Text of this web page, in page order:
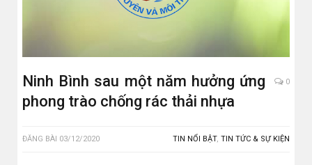
Ninh Bình sau một năm hưởng ứng
phong trào chống rác thải nhựa
0
ĐĂNG BÀI 03/12/2020 TIN NỔI BẬT, TIN TỨC & SỰ KIỆN